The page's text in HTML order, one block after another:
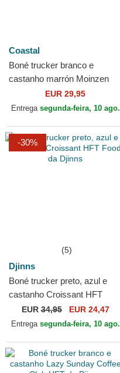
Coastal
Boné trucker branco e
castanho marrón Moinzen
HFT da Coastal
EUR 29,95
Entrega segunda-feira, 10 ago.
-30%
(5)
Djinns
Boné trucker preto, azul e
castanho Croissant HFT
Food da Djinns
EUR34,95 EUR 24,47
Entrega segunda-feira, 10 ago.